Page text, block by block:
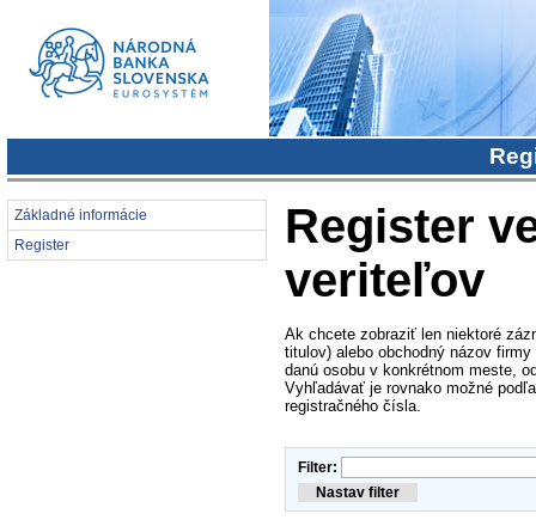
Základné informácie
Register
Register
veriteľov
Ak chcete zobraziť len niektoré
titulov) alebo obchodný názov
danú osobu v konkrétnom meste,
Vyhľadávať je rovnako možné
registračného čísla.
Filter: